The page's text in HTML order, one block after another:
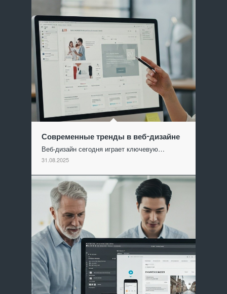
Современные тренды в веб-дизайне
Веб-дизайн сегодня играет ключевую…
31.08.2025